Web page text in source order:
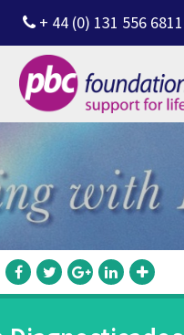
+ 44 (0) 131 556 6811